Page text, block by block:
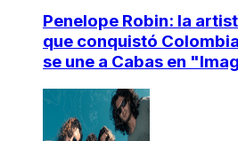
Penelope Robin: la
que conquistó
se une a Cabas en